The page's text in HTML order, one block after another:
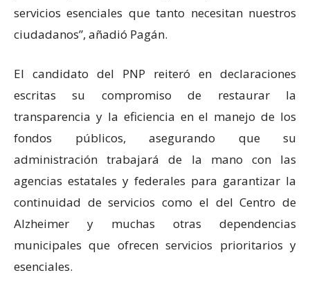
servicios esenciales que tanto necesitan nuestros
ciudadanos”, añadió Pagán.
El candidato del PNP reiteró en declaraciones
escritas su compromiso de restaurar la
transparencia y la eficiencia en el manejo de los
fondos públicos, asegurando que su
administración trabajará de la mano con las
agencias estatales y federales para garantizar la
continuidad de servicios como el del Centro de
Alzheimer y muchas otras dependencias
municipales que ofrecen servicios prioritarios y
esenciales.